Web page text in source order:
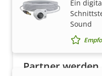
Ein
Sound
Partner werden